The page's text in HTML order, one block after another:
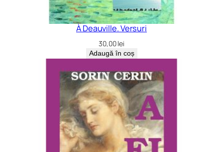
À Deauville. Versuri
30,00lei
Adaugă în coș